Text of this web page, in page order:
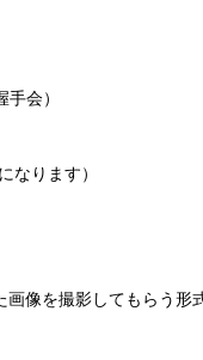
会）
なります）
画像を撮影してもらう形